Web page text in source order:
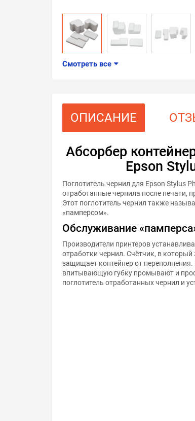
Смотреть все
ОПИСАНИЕ
Абсорбер
Epson
Поглотитель чернил для Epson Stylus
отработанные чернила после печати,
Этот поглотитель чернил также
«памперсом».
Обслуживание
Производители принтеров
отработки чернил. Счётчик, в
защищает контейнер от
впитывающую губку промывают и
поглотитель отработанных чернил и